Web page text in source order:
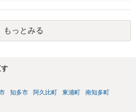
もっとみる
知多市 阿久比町 東浦町
南知多町